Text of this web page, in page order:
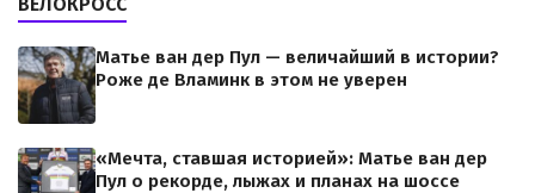
Матье ван дер Пул — величайший в истории?
Роже де Вламинк в этом не уверен
«Мечта, ставшая историей»: Матье ван дер
Пул о рекорде, лыжах и планах на шоссе